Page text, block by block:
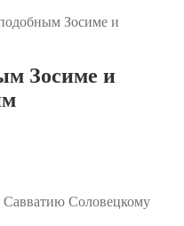
Зосиме и
Зосиме и
Савватию Соловецкому